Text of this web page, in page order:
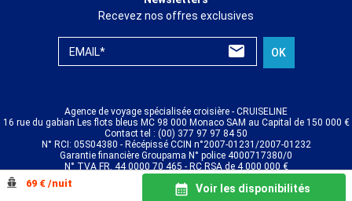
69 € /nuit Voir les disponibilités
Recevez nos offres exclusives
EMAIL* OK
Agence de voyage spécialisée croisière - CRUISELINE
16 rue du gabian Les flots bleus MC 98 000 Monaco SAM au Capital de 150 000 €
Contact tel : (00) 377 97 97 84 50
N° RCI: 05S04380 - Récépissé CCIN n°2007-01231/2007-01232
Garantie financière Groupama N° police 4000717380/0
N° TVA FR. 44 0000 70 465 - RC RSA de 4 000 000 €
© CRUISELINE 2026 - all rights reserved